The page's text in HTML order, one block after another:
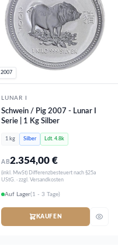
2007
LUNAR I
Schwein / Pig 2007 - Lunar I
Serie | 1 Kg Silber
1 kg Silber Ldt. 4.8k
AB2.354,00€
(inkl. MwSt) Differenzbesteuert nach §25a
UStG. · zzgl. Versandkosten
Auf Lager(1 - 3 Tage)
KAUFEN